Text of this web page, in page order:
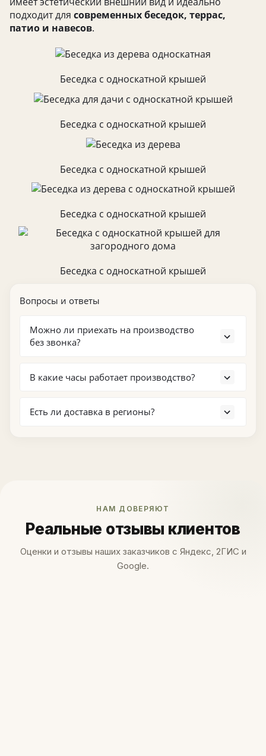
подходит для современных беседок, террас,
патио и навесов.
Беседка с односкатной крышей
Беседка с односкатной крышей
Беседка с односкатной крышей
Беседка с односкатной крышей
Беседка с односкатной крышей
Вопросы и ответы
Можно ли приехать на производство
без звонка?
входа и въезда на территорию требуется
В какие часы работает производство?
пятницу с 09:00 до 18:00. В выходные визит
Есть ли доставка в регионы?
НАМ ДОВЕРЯЮТ
Реальные отзывы клиентов
Оценки и отзывы наших заказчиков с Яндекс, 2ГИС и
Google.